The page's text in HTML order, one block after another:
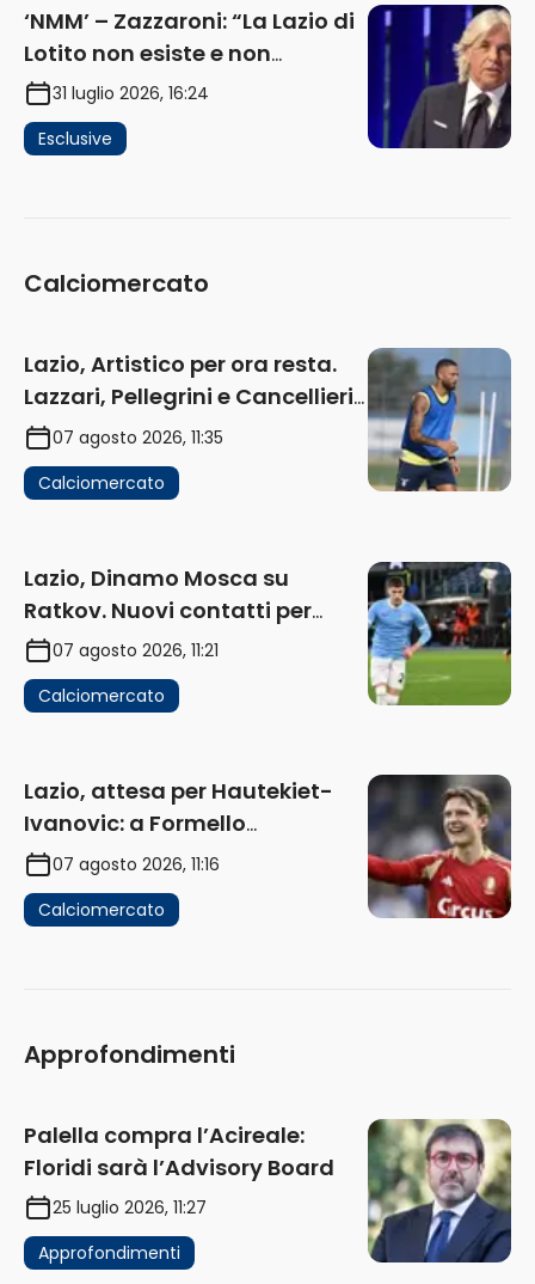
‘NMM’ – Zazzaroni: “La Lazio di
Lotito non esiste e non
funziona più. E’ ora di lasciare,
ma lui non ascolta. Pignataro?
Ho verificato…” (AUDIO)
31 luglio 2026, 16:24
Esclusive
Calciomercato
Lazio, Artistico per ora resta.
Lazzari, Pellegrini e Cancellieri
in uscita
07 agosto 2026, 11:35
Calciomercato
Lazio, Dinamo Mosca su
Ratkov. Nuovi contatti per
Pinamonti
07 agosto 2026, 11:21
Calciomercato
Lazio, attesa per Hautekiet-
Ivanovic: a Formello
attendono risposte
07 agosto 2026, 11:16
Calciomercato
Approfondimenti
Palella compra l’Acireale:
Floridi sarà l’Advisory Board
25 luglio 2026, 11:27
Approfondimenti